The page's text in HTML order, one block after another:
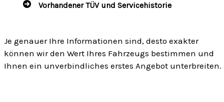
Vorhandener TÜV und Servicehistorie
Je genauer Ihre Informationen sind, desto exakter
können wir den Wert Ihres Fahrzeugs bestimmen und
Ihnen ein unverbindliches erstes Angebot unterbreiten.